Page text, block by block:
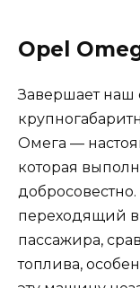
Opel
Завершает наш
Омега —
которая
переходящий в
пассажира,
топлива,